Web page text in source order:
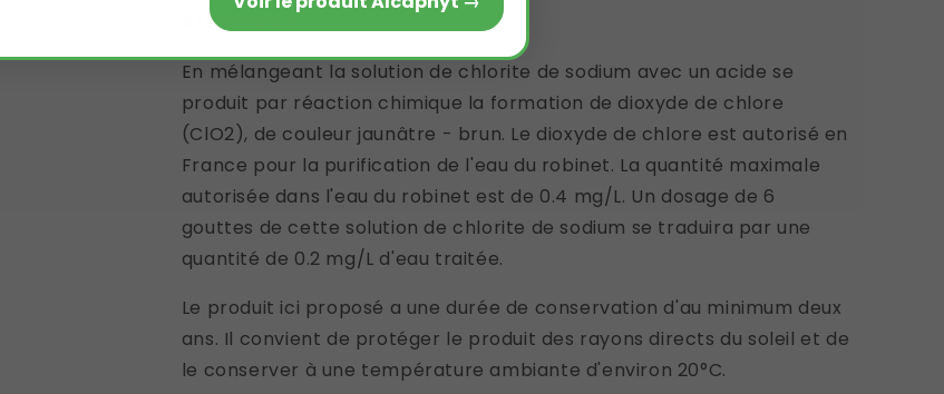
Attention !
En mélangeant la solution de chlorite de sodium avec un acide se
produit par réaction chimique la formation de dioxyde de chlore
(ClO2), de couleur jaunâtre - brun. Le dioxyde de chlore est autorisé en
France pour la purification de l'eau du robinet. La quantité maximale
autorisée dans l'eau du robinet est de 0.4 mg/L. Un dosage de 6
gouttes de cette solution de chlorite de sodium se traduira par une
quantité de 0.2 mg/L d'eau traitée.
Le produit ici proposé a une durée de conservation d'au minimum deux
ans. Il convient de protéger le produit des rayons directs du soleil et de
le conserver à une température ambiante d'environ 20°C.